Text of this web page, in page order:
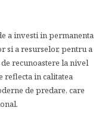
a investi in permanenta
si a resurselor, pentru a
recunoastere la nivel
reflecta in calitatea
de predare, care